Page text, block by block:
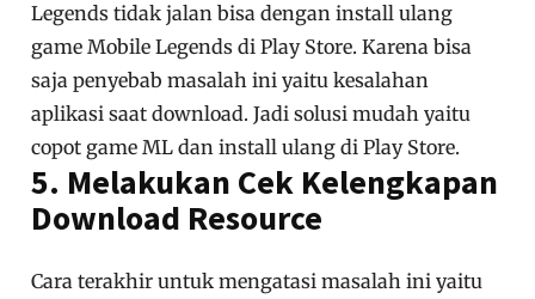
Legends tidak jalan bisa dengan install ulang
game Mobile Legends di Play Store. Karena bisa
saja penyebab masalah ini yaitu kesalahan
aplikasi saat download. Jadi solusi mudah yaitu
copot game ML dan install ulang di Play Store.
5. Melakukan Cek Kelengkapan
Download Resource
Cara terakhir untuk mengatasi masalah ini yaitu